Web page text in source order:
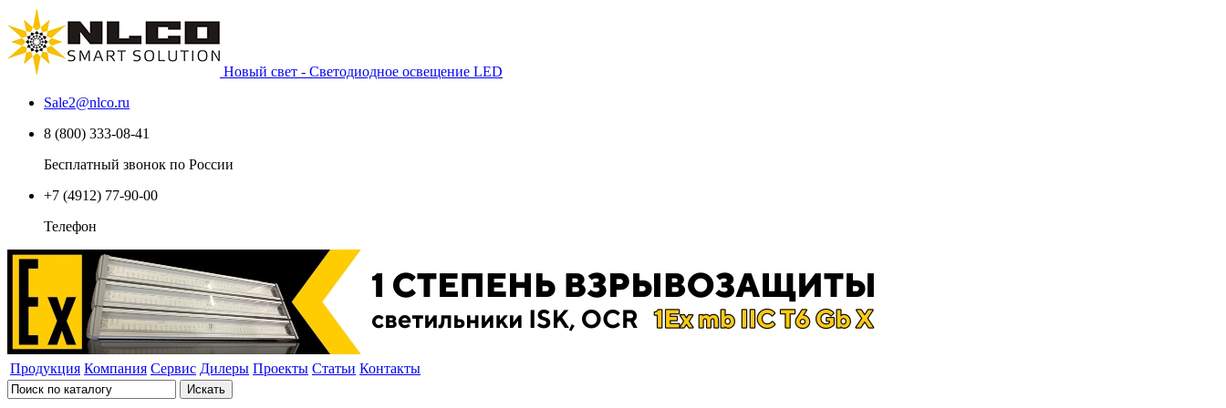
Новый свет - Светодиодное освещение LED
Sale2@nlco.ru
8 (800) 333-08-41
Бесплатный звонок по России
+7 (4912) 77-90-00
Телефон
Продукция Компания Сервис Дилеры Проекты Статьи Контакты